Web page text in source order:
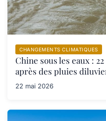
CHANGEMENTS CLIMATIQUES
Chine sous les eaux :
après des pluies
22 mai 2026